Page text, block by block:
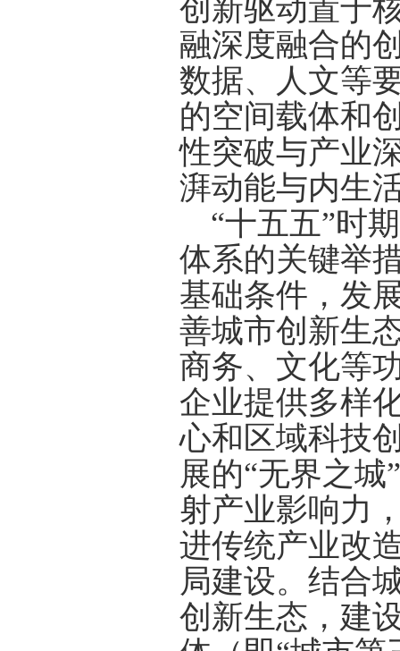
创新驱动置于
融深度融合的
数据、人文等
的空间载体和
性突破与产业
湃动能与内生
“十五五”时
体系的关键举
基础条件，发
善城市创新生
商务、文化等
企业提供多样
心和区域科技
展的“无界之
射产业影响力
进传统产业改
局建设。结合
创新生态，建